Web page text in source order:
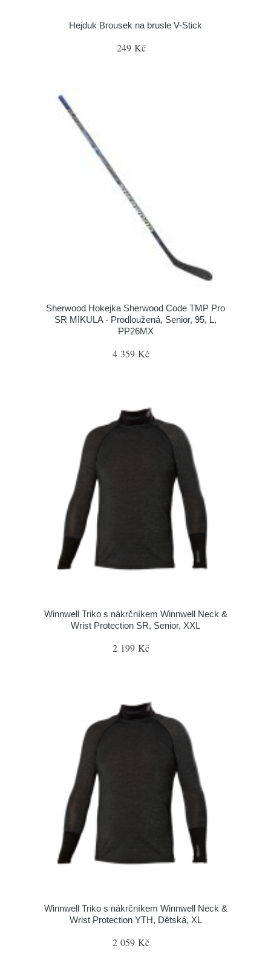
Hejduk Brousek na brusle V-Stick
249 Kč
Sherwood Hokejka Sherwood Code TMP Pro
SR MIKULA - Prodloužená, Senior, 95, L,
PP26MX
4 359 Kč
Winnwell Triko s nákrčníkem Winnwell Neck &
Wrist Protection SR, Senior, XXL
2 199 Kč
Winnwell Triko s nákrčníkem Winnwell Neck &
Wrist Protection YTH, Dětská, XL
2 059 Kč